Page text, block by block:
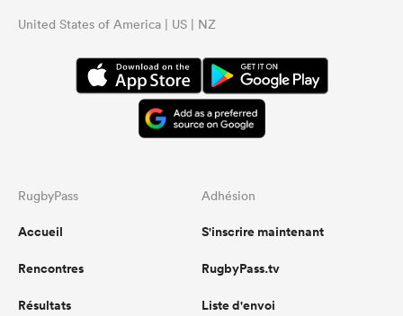
United States of America | US | NZ
RugbyPass
Accueil
Rencontres
Résultats
Adhésion
S'inscrire maintenant
RugbyPass.tv
Liste d'envoi